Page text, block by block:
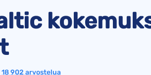
Säännökset
18 902 arvostelua